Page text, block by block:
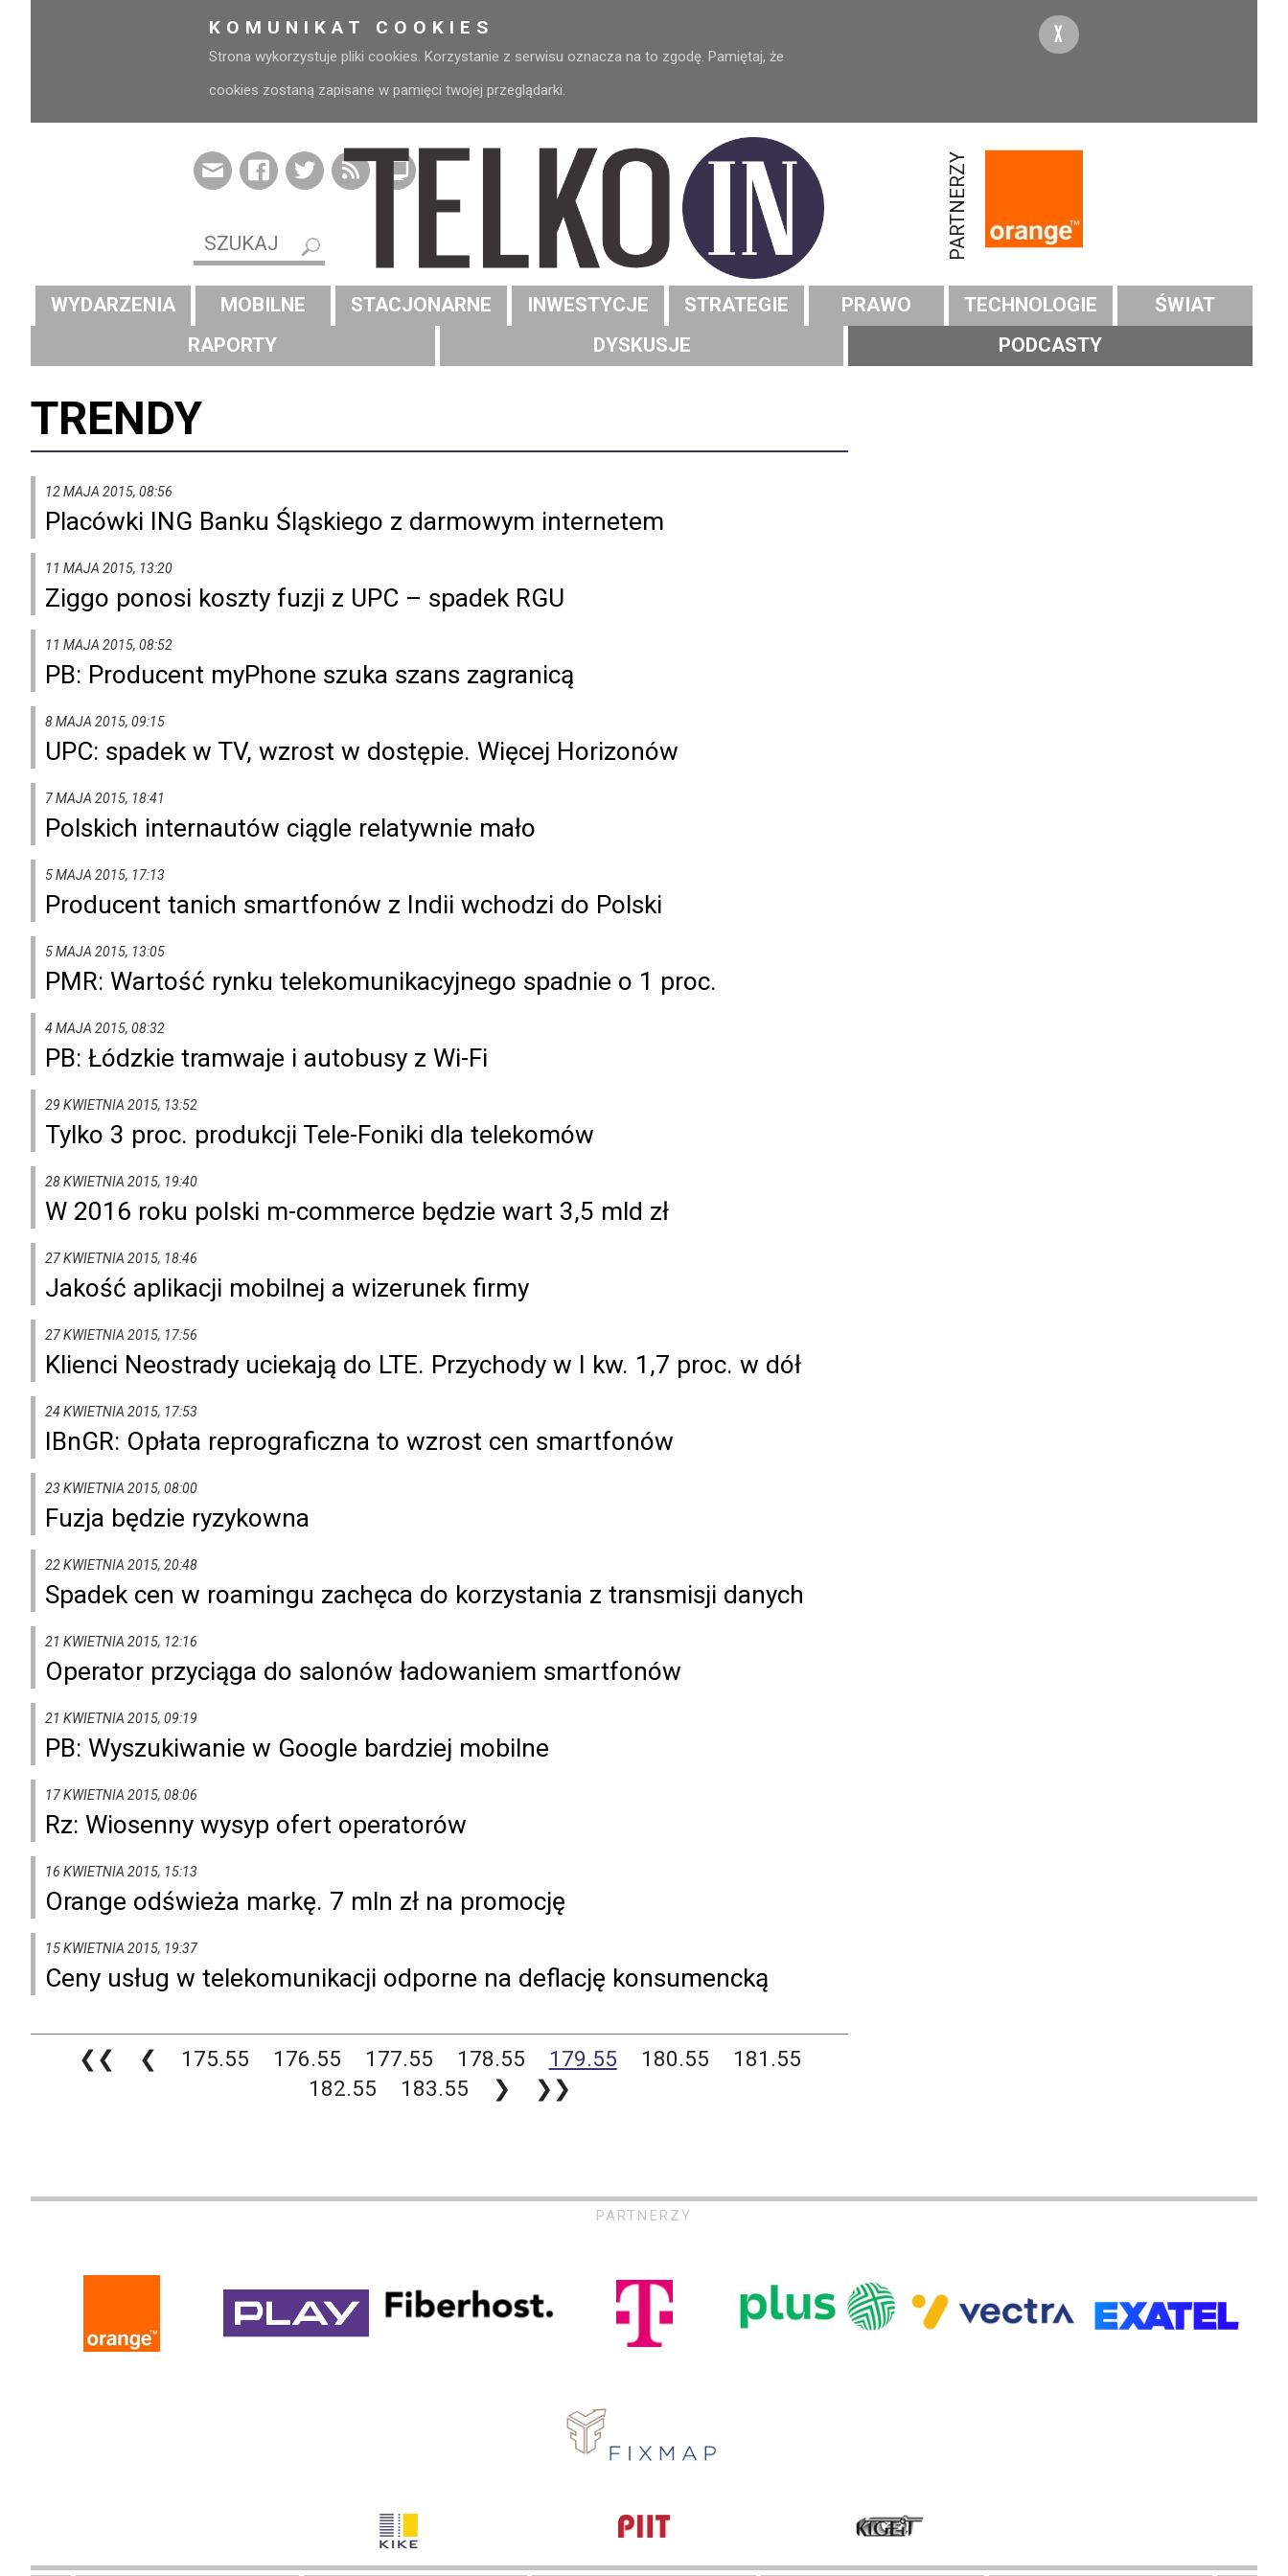
KOMUNIKAT COOKIES
Strona wykorzystuje pliki cookies. Korzystanie z serwisu oznacza na to zgodę. Pamiętaj, że
cookies zostaną zapisane w pamięci twojej przeglądarki.
X
PARTNERZY
WYDARZENIA MOBILNE STACJONARNE INWESTYCJE STRATEGIE PRAWO TECHNOLOGIE
ŚWIAT
RAPORTY
DYSKUSJE PODCASTY
TRENDY
12 MAJA 2015, 08:56
Placówki ING Banku Śląskiego z darmowym internetem
11 MAJA 2015, 13:20
Ziggo ponosi koszty fuzji z UPC – spadek RGU
11 MAJA 2015, 08:52
PB: Producent myPhone szuka szans zagranicą
8 MAJA 2015, 09:15
UPC: spadek w TV, wzrost w dostępie. Więcej Horizonów
7 MAJA 2015, 18:41
Polskich internautów ciągle relatywnie mało
5 MAJA 2015, 17:13
Producent tanich smartfonów z Indii wchodzi do Polski
5 MAJA 2015, 13:05
PMR: Wartość rynku telekomunikacyjnego spadnie o 1 proc.
4 MAJA 2015, 08:32
PB: Łódzkie tramwaje i autobusy z Wi-Fi
29 KWIETNIA 2015, 13:52
Tylko 3 proc. produkcji Tele-Foniki dla telekomów
28 KWIETNIA 2015, 19:40
W 2016 roku polski m-commerce będzie wart 3,5 mld zł
27 KWIETNIA 2015, 18:46
Jakość aplikacji mobilnej a wizerunek firmy
27 KWIETNIA 2015, 17:56
Klienci Neostrady uciekają do LTE. Przychody w I kw. 1,7 proc. w dół
24 KWIETNIA 2015, 17:53
IBnGR: Opłata reprograficzna to wzrost cen smartfonów
23 KWIETNIA 2015, 08:00
Fuzja będzie ryzykowna
22 KWIETNIA 2015, 20:48
Spadek cen w roamingu zachęca do korzystania z transmisji danych
21 KWIETNIA 2015, 12:16
Operator przyciąga do salonów ładowaniem smartfonów
21 KWIETNIA 2015, 09:19
PB: Wyszukiwanie w Google bardziej mobilne
17 KWIETNIA 2015, 08:06
Rz: Wiosenny wysyp ofert operatorów
16 KWIETNIA 2015, 15:13
Orange odświeża markę. 7 mln zł na promocję
15 KWIETNIA 2015, 19:37
Ceny usług w telekomunikacji odporne na deflację konsumencką
❮❮ ❮ 175.55 176.55 177.55 178.55 179.55 180.55
181.55
182.55
183.55 ❯ ❯❯
PARTNERZY